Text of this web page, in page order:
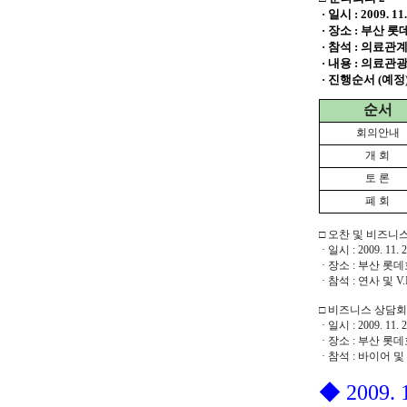
· 일시 : 2009.
· 장소 : 부산 롯
· 참석 : 의료관
· 내용 : 의료관
· 진행순서 (예
순서
회의안내
개 회
토 론
폐 회
□ 오찬 및 비즈니
· 일시 : 2009. 11.
· 장소 : 부산 롯
· 참석 : 연사 및
□ 비즈니스 상담회
· 일시 : 2009. 11.
· 장소 : 부산 롯
· 참석 : 바이어
◆ 2009.